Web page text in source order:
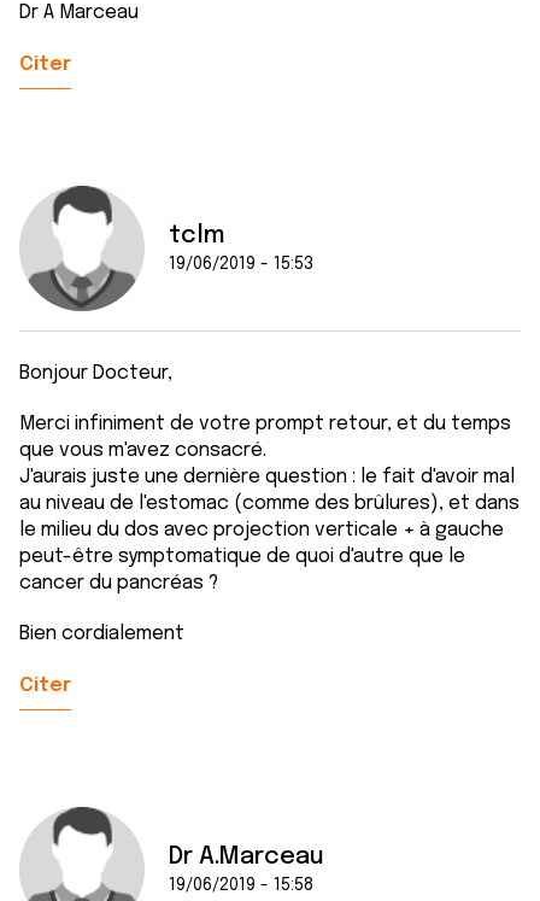
Dr A Marceau
Citer
tclm
19/06/2019 - 15:53
Bonjour Docteur,
Merci infiniment de votre prompt retour, et du temps
que vous m'avez consacré.
J'aurais juste une dernière question : le fait d'avoir mal
au niveau de l'estomac (comme des brûlures), et dans
le milieu du dos avec projection verticale + à gauche
peut-être symptomatique de quoi d'autre que le
cancer du pancréas ?
Bien cordialement
Citer
Dr A.Marceau
19/06/2019 - 15:58